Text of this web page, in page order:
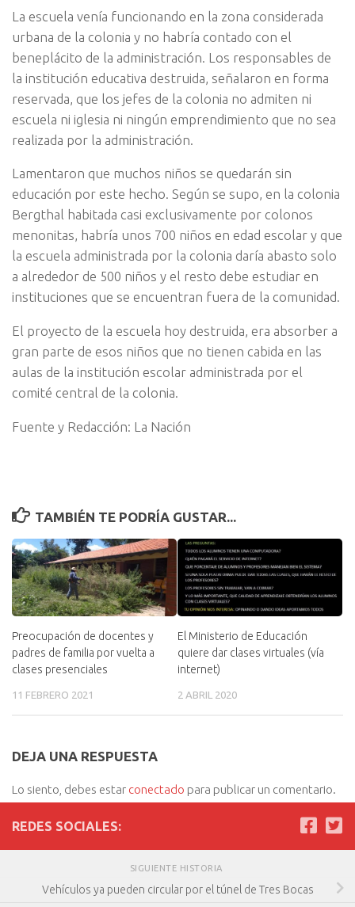
La escuela venía funcionando en la zona considerada
urbana de la colonia y no habría contado con el
beneplácito de la administración. Los responsables de
la institución educativa destruida, señalaron en forma
reservada, que los jefes de la colonia no admiten ni
escuela ni iglesia ni ningún emprendimiento que no sea
realizada por la administración.
Lamentaron que muchos niños se quedarán sin
educación por este hecho. Según se supo, en la colonia
Bergthal habitada casi exclusivamente por colonos
menonitas, habría unos 700 niños en edad escolar y que
la escuela administrada por la colonia daría abasto solo
a alrededor de 500 niños y el resto debe estudiar en
instituciones que se encuentran fuera de la comunidad.
El proyecto de la escuela hoy destruida, era absorber a
gran parte de esos niños que no tienen cabida en las
aulas de la institución escolar administrada por el
comité central de la colonia.
Fuente y Redacción: La Nación
TAMBIÉN TE PODRÍA GUSTAR...
Preocupación de docentes y
padres de familia por vuelta a
clases presenciales
11 FEBRERO 2021
El Ministerio de Educación
quiere dar clases virtuales (vía
internet)
2 ABRIL 2020
DEJA UNA RESPUESTA
Lo siento, debes estar conectado para publicar un comentario.
REDES SOCIALES:
SIGUIENTE HISTORIA
Vehículos ya pueden circular por el túnel de Tres Bocas